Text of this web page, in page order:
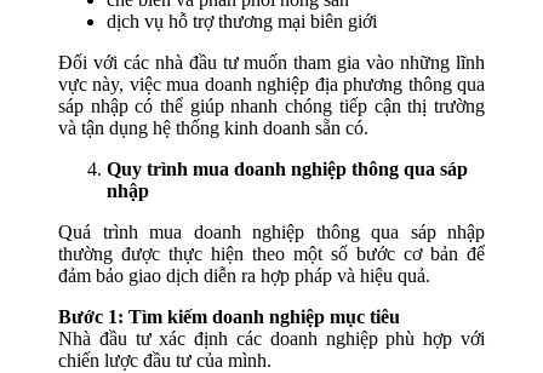
dịch vụ hỗ trợ thương mại biên giới
Đối với các nhà đầu tư muốn tham gia vào những lĩnh
vực này, việc mua doanh nghiệp địa phương thông qua
sáp nhập có thể giúp nhanh chóng tiếp cận thị trường
và tận dụng hệ thống kinh doanh sẵn có.
Quy trình mua doanh nghiệp thông qua sáp
nhập
Quá trình mua doanh nghiệp thông qua sáp nhập
thường được thực hiện theo một số bước cơ bản để
đảm bảo giao dịch diễn ra hợp pháp và hiệu quả.
Bước 1: Tìm kiếm doanh nghiệp mục tiêu
Nhà đầu tư xác định các doanh nghiệp phù hợp với
chiến lược đầu tư của mình.